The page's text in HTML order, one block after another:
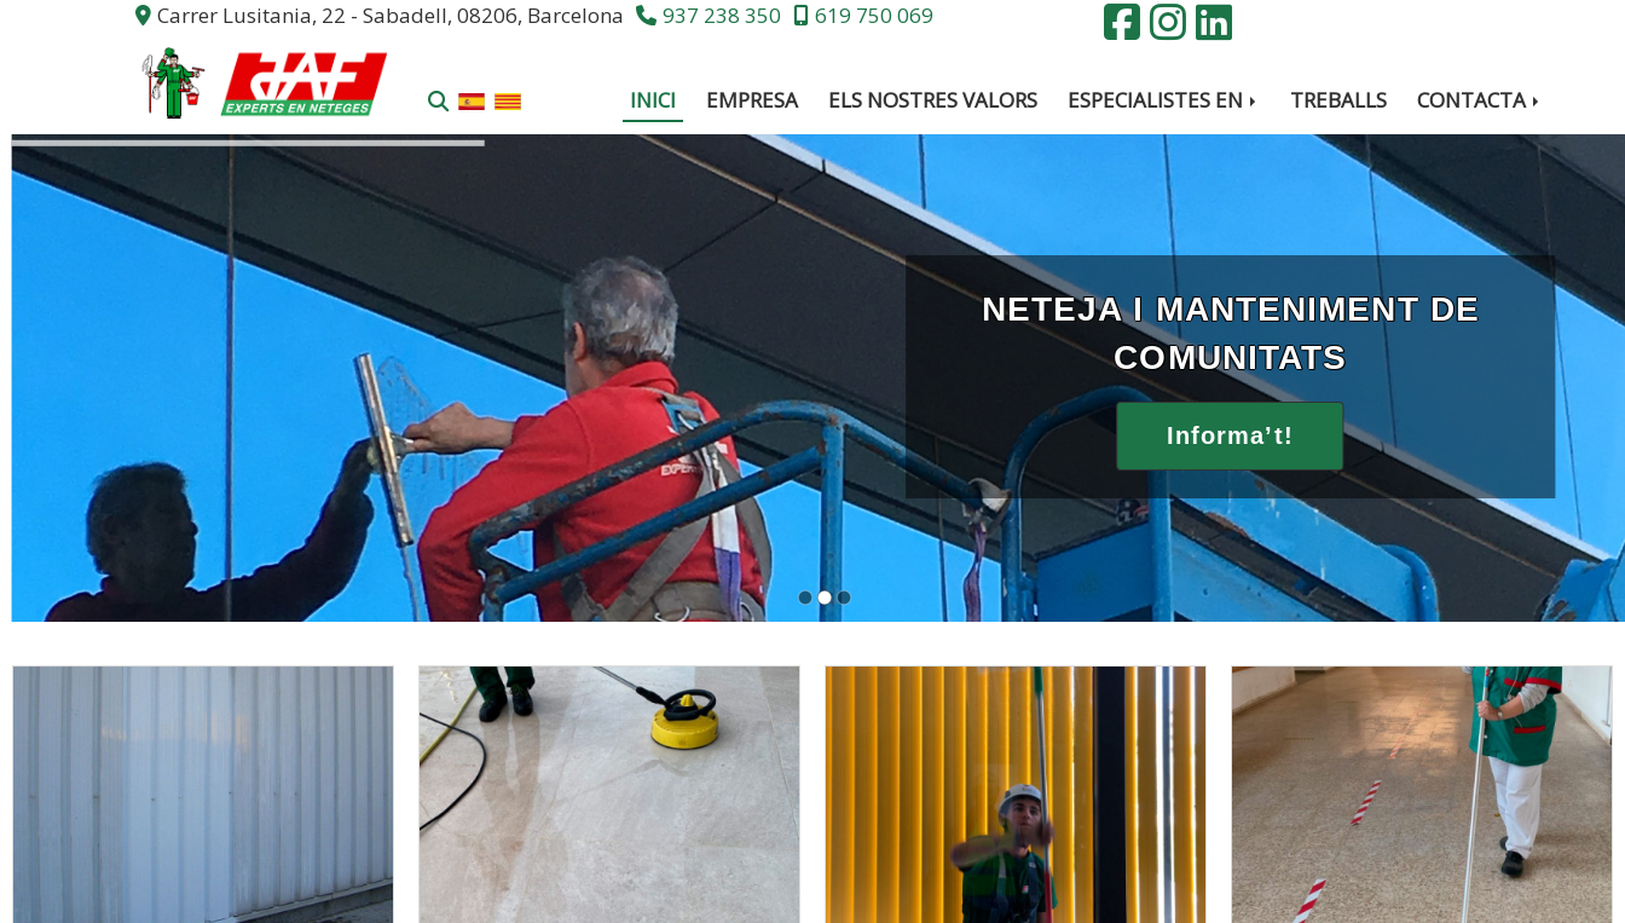
Carrer Lusitania, 22 - Sabadell, 08206, Barcelona 937 238 350 619 750 069
INICI EMPRESA ELS NOSTRES VALORS ESPECIALISTES EN TREBALLS CONTACTA
NETEJA I MANTENIMENT DE
COMUNITATS
Informa’t!
Empresa de neteja a Barcelona